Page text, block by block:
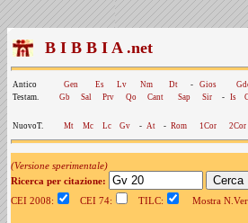
B I B B I A .net
Antico Gen Es Lv Nm Dt - Gios
Testam.
Gb Sal Prv Qo Cant Sap Sir - Is
NuovoT. Mt Mc Lc Gv - At - Rom 1Cor 2Cor
(Versione sperimentale)
Ricerca per citazione:
CEI 2008:
CEI 74: TILC: Mostra